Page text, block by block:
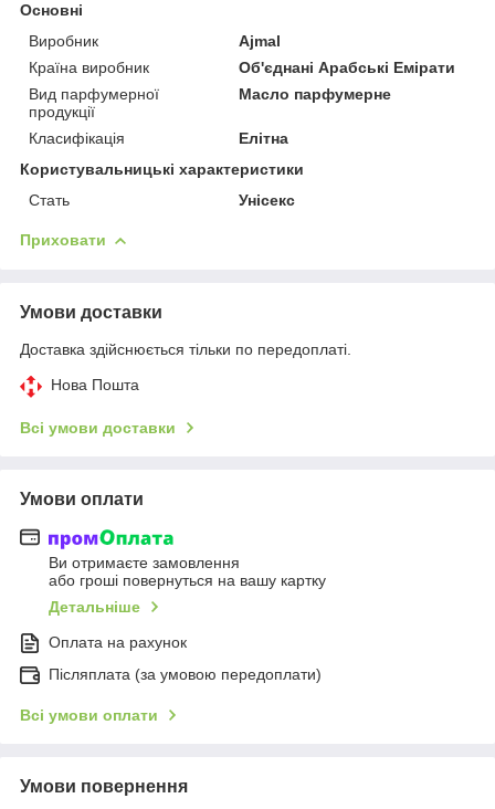
Основні
Виробник
Ajmal
Країна виробник
Об'єднані Арабські Емірати
Вид парфумерної
продукції
Масло парфумерне
Класифікація
Елітна
Користувальницькі характеристики
Стать
Унісекс
Приховати
Умови доставки
Доставка здійснюється тільки по передоплаті.
Нова Пошта
Всі умови доставки
Умови оплати
Ви отримаєте замовлення
або гроші повернуться на вашу картку
Детальніше
Оплата на рахунок
Післяплата (за умовою передоплати)
Всі умови оплати
Умови повернення